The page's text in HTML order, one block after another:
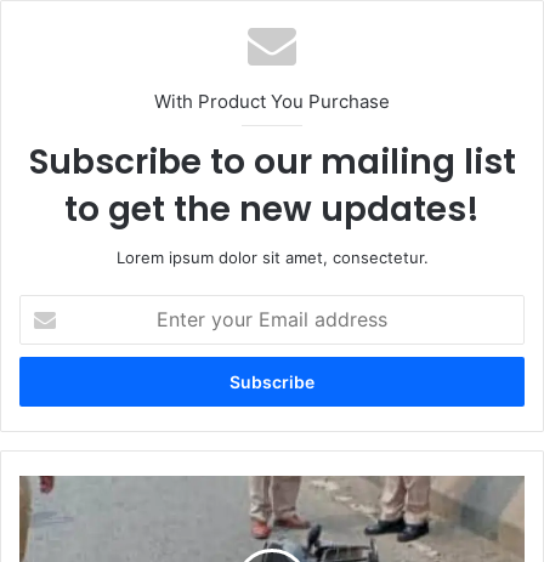
With Product You Purchase
Subscribe to our mailing list
to get the new updates!
Lorem ipsum dolor sit amet, consectetur.
your
Email